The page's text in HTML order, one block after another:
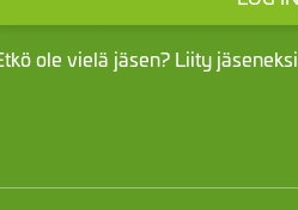
ole vielä jäsen? Liity jäseneksi